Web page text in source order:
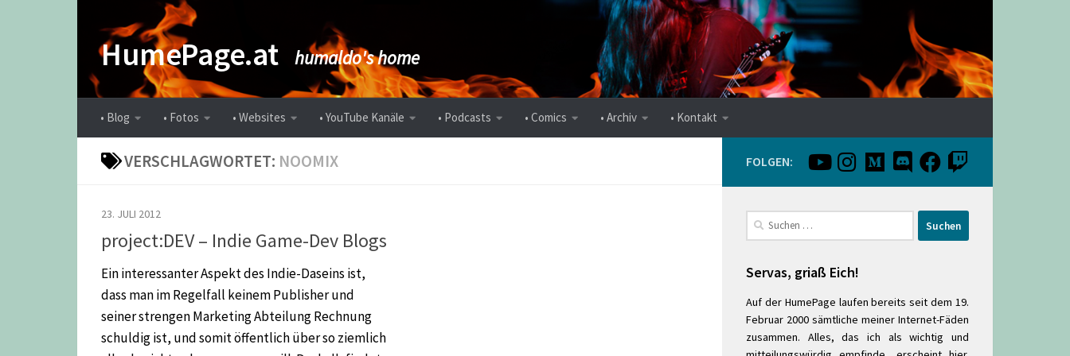
Zum Inhalt springen
HumePage.at humaldo's home
• Blog • Fotos • Websites • YouTube Kanäle • Podcasts • Comics • Archiv • Kontakt
VERSCHLAGWORTET: NOOMIX
23. JULI 2012
project:DEV – Indie Game-Dev Blogs
Ein interessanter Aspekt des Indie-Daseins ist,
dass man im Regelfall keinem Publisher und
seiner strengen Marketing Abteilung Rechnung
schuldig ist, und somit öffentlich über so ziemlich
FOLGEN:
Suchen
nach:
Servas, griaß Eich!
Auf der HumePage laufen bereits seit dem 19.
Februar 2000 sämtliche meiner Internet-Fäden
zusammen. Alles, das ich als wichtig und